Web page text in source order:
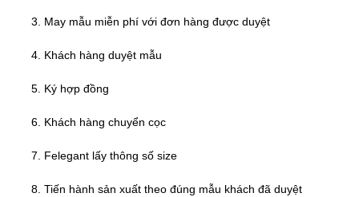
May mẫu miễn phí với đơn hàng được duyệt
Khách hàng duyệt mẫu
Ký hợp đồng
Khách hàng chuyển cọc
Felegant lấy thông số size
Tiến hành sản xuất theo đúng mẫu khách đã duyệt